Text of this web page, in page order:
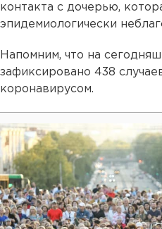
контакта с дочерью,
эпидемиологически
Напомним, что на
зафиксировано 438
коронавирусом.